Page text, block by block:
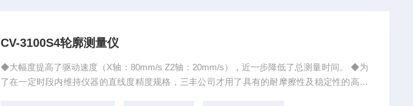
CV-3100S4轮廓测量仪
◆大幅度提高了驱动速度（X轴：80mm/s Z2轴：20mm/s），近一步降低了总测量时间。 ◆为
了在一定时段内维持仪器的直线度精度规格，三丰公司才用了具有的耐摩擦性及稳定性的高硬